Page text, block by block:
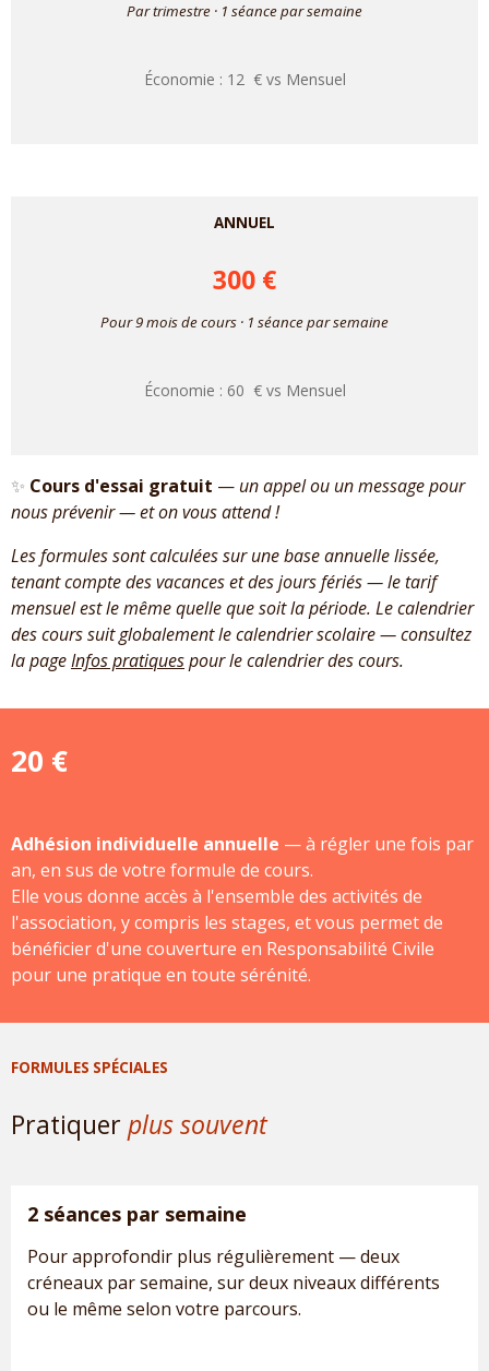
Par trimestre · 1 séance par semaine
Économie : 12 € vs Mensuel
ANNUEL
300 €
Pour 9 mois de cours · 1 séance par semaine
Économie : 60 € vs Mensuel
✨ Cours d'essai gratuit — un appel ou un message pour
nous prévenir — et on vous attend !
Les formules sont calculées sur une base annuelle lissée,
tenant compte des vacances et des jours fériés — le tarif
mensuel est le même quelle que soit la période. Le calendrier
des cours suit globalement le calendrier scolaire — consultez
la pageInfos pratiquespour le calendrier des cours.
20 €
Adhésion individuelle annuelle — à régler une fois par
an, en sus de votre formule de cours.
Elle vous donne accès à l'ensemble des activités de
l'association, y compris les stages, et vous permet de
bénéficier d'une couverture en Responsabilité Civile
pour une pratique en toute sérénité.
FORMULES SPÉCIALES
Pratiquer plus souvent
2 séances par semaine
Pour approfondir plus régulièrement — deux
créneaux par semaine, sur deux niveaux différents
ou le même selon votre parcours.